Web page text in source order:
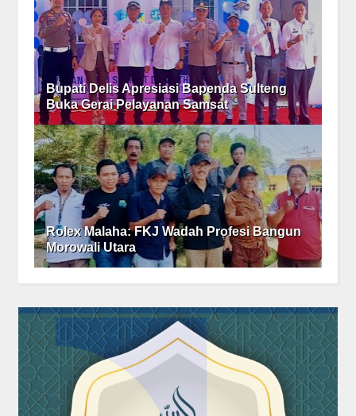
Bupati Delis Apresiasi Bapenda Sulteng
Buka Gerai Pelayanan Samsat
Rolex Malaha: FKJ Wadah Profesi Bangun
Morowali Utara